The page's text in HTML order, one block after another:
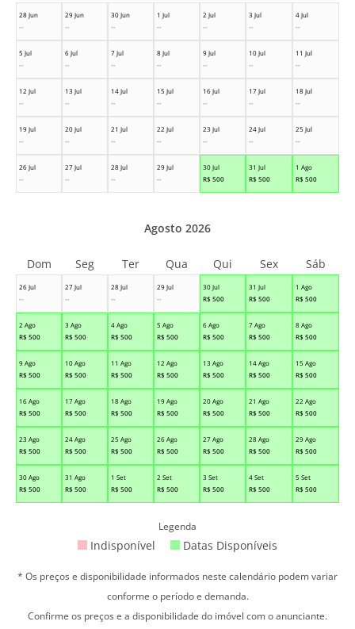
28 Jun
--
29 Jun
--
30 Jun
--
1 Jul
--
2 Jul
--
3 Jul
--
4 Jul
--
5 Jul
--
6 Jul
--
7 Jul
--
8 Jul
--
9 Jul
--
10 Jul
--
11 Jul
--
12 Jul
--
13 Jul
--
14 Jul
--
15 Jul
--
16 Jul
--
17 Jul
--
18 Jul
--
19 Jul
--
20 Jul
--
21 Jul
--
22 Jul
--
23 Jul
--
24 Jul
--
25 Jul
--
26 Jul
--
27 Jul
--
28 Jul
--
29 Jul
--
30 Jul
R$ 500
31 Jul
R$ 500
1 Ago
R$ 500
26 Jul
--
27 Jul
--
28 Jul
--
29 Jul
--
30 Jul
R$ 500
31 Jul
R$ 500
1 Ago
R$ 500
2 Ago
R$ 500
3 Ago
R$ 500
4 Ago
R$ 500
5 Ago
R$ 500
6 Ago
R$ 500
7 Ago
R$ 500
8 Ago
R$ 500
9 Ago
R$ 500
10 Ago
R$ 500
11 Ago
R$ 500
12 Ago
R$ 500
13 Ago
R$ 500
14 Ago
R$ 500
15 Ago
R$ 500
16 Ago
R$ 500
17 Ago
R$ 500
18 Ago
R$ 500
19 Ago
R$ 500
20 Ago
R$ 500
21 Ago
R$ 500
22 Ago
R$ 500
23 Ago
R$ 500
24 Ago
R$ 500
25 Ago
R$ 500
26 Ago
R$ 500
27 Ago
R$ 500
28 Ago
R$ 500
29 Ago
R$ 500
30 Ago
R$ 500
31 Ago
R$ 500
1 Set
R$ 500
2 Set
R$ 500
3 Set
R$ 500
4 Set
R$ 500
5 Set
R$ 500
Agosto 2026
Dom Seg Ter Qua Qui Sex Sáb
Legenda
Indisponível Datas Disponíveis
* Os preços e disponibilidade informados neste calendário podem variar
conforme o período e demanda.
Confirme os preços e a disponibilidade do imóvel com o anunciante.